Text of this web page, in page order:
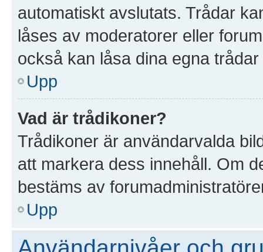
automatiskt avslutats. Trådar
låses av moderatorer eller
också kan låsa dina egna
Upp
Vad är trådikoner?
Trådikoner är användarvalda
att markera dess innehåll. Om
bestäms av
Upp